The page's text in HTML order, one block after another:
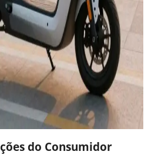
do Consumidor